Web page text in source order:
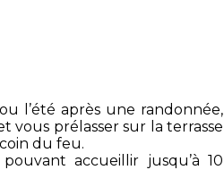
l’été après une randonnée,
vous prélasser sur la terrasse
du feu.
accueillir jusqu’à 10